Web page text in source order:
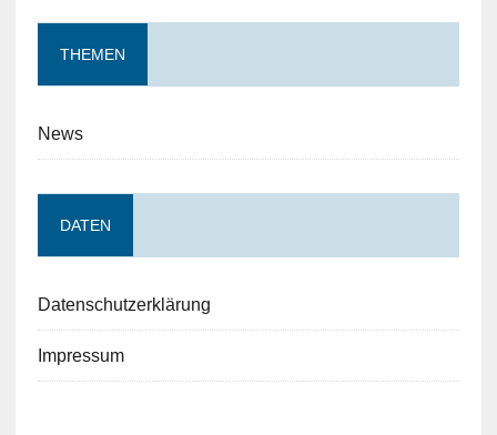
THEMEN
News
DATEN
Datenschutzerklärung
Impressum